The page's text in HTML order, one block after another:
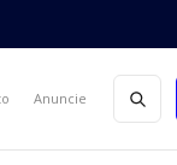
Anuncie